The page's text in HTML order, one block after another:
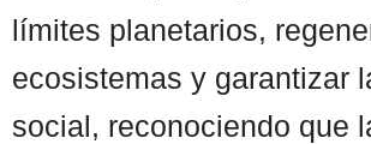
límites planetarios,
ecosistemas y garantizar
social, reconociendo que